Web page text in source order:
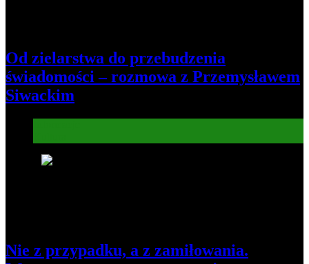
Od zielarstwa do przebudzenia
świadomości – rozmowa z Przemysławem
Siwackim
Nie z przypadku, a z zamiłowania.